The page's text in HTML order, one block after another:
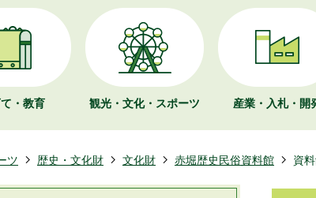
・教育 観光・文化・ スポーツ 産業・入札・開
ツ 歴史・文化財 文化財 赤堀歴史民俗資料館 資